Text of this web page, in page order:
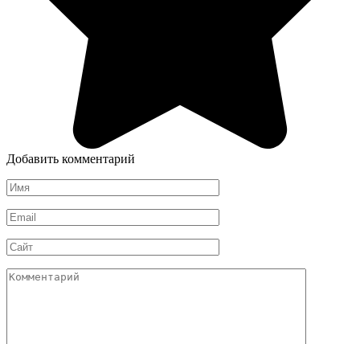
Добавить комментарий
Имя
*
Email
*
Сайт
Комментарий